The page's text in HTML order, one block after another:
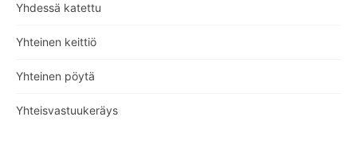
Yhdessä katettu
Yhteinen keittiö
Yhteinen pöytä
Yhteisvastuukeräys